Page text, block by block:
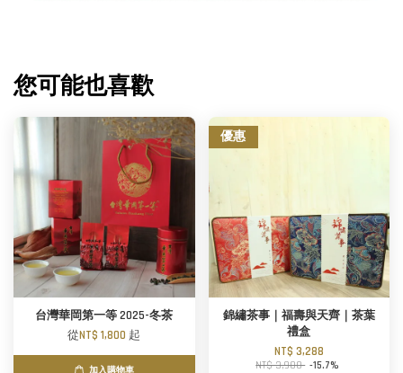
您可能也喜歡
台灣華岡第一等 2025-冬茶
從NT$ 1,800 起
加入購物車
優惠
錦繡茶事｜福壽與天齊｜茶葉
禮盒
NT$ 3,288
NT$ 3,900 -15.7%